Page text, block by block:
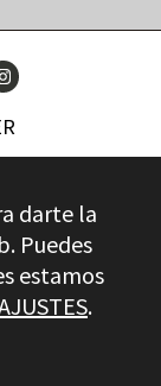
darte la
Puedes
estamos
.